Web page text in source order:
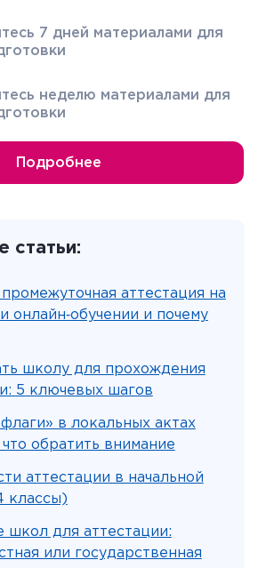
7 дней материалами для
неделю материалами для
Подробнее
статьи:
аттестация на
онлайн‑обучении и почему
школу для прохождения
5 ключевых шагов
в локальных актах
обратить внимание
аттестации в начальной
классы)
школ для аттестации:
или государственная